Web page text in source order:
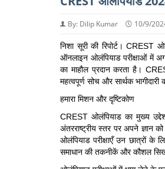
By: Dilip Kumar 10/9/
निशा सूरी की रिपोर्ट। CREST
ऑनलाइन ओलंपियाड परीक्षाओं में
का माहौल प्रदान करता है।
महत्वपूर्ण सोच और सार्थक भागीदारी
हमारा मिशन और दृष्टिकोण
CREST ओलंपियाड का मुख्य
अंतरराष्ट्रीय स्तर पर अपने ज्ञान
ओलंपियाड परीक्षाएँ उन छात्रों
समाधान की तकनीकें और कौशल